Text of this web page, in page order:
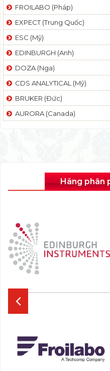
FROILABO (Pháp)
EXPECT (Trung Quốc)
ESC (Mỹ)
EDINBURGH (Anh)
DOZA (Nga)
CDS ANALYTICAL (Mỹ)
BRUKER (Đức)
AURORA (Canada)
Hãng phân